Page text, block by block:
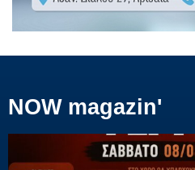
NOW magazin'